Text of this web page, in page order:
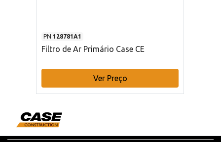
PN 128781A1
Filtro de Ar Primário Case CE
Ver Preço